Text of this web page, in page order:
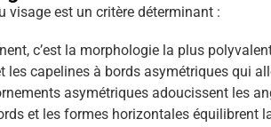
visage est un critère déterminant :
c’est la morphologie la plus
les capelines à bords asymétriques qui
asymétriques adoucissent les
et les formes horizontales